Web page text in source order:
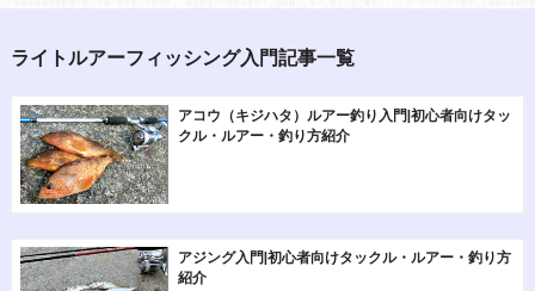
ライトルアーフィッシング入門記事一覧
アコウ（キジハタ）ルアー釣り入門|初心者向けタッ
クル・ルアー・釣り方紹介
アジング入門|初心者向けタックル・ルアー・釣り方
紹介